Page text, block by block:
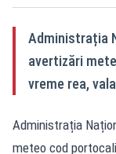
Administrația
avertizări
vreme rea,
Administrația
meteo cod